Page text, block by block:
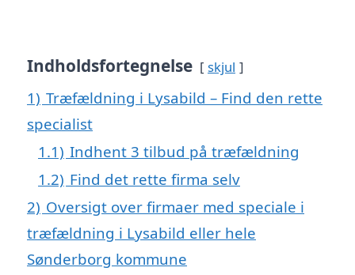
Indholdsfortegnelse skjul
1) Træfældning i Lysabild – Find den rette
specialist
1.1) Indhent 3 tilbud på træfældning
1.2) Find det rette firma selv
2) Oversigt over firmaer med speciale i
træfældning i Lysabild eller hele
Sønderborg kommune